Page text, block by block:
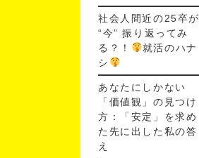
社会人間近の25卒が
“今” 振り返ってみ
る？！
就活のハナ
シ
あなたにしかない
「価値観」の見つけ
方：「安定」を求め
た先に出した私の答
え